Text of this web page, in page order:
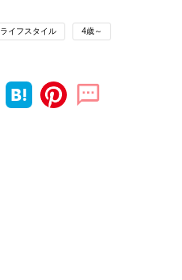
ライフスタイル 4歳～